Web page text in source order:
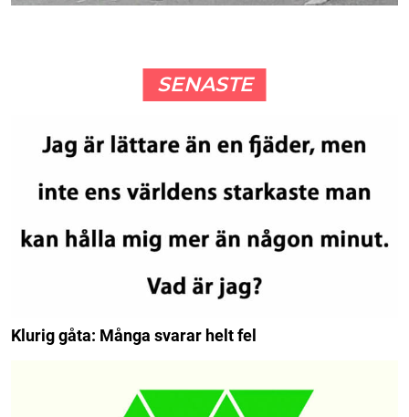
SENASTE
Klurig gåta: Många svarar helt fel